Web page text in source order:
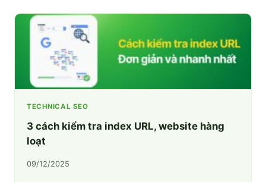
TECHNICAL SEO
3 cách kiểm tra index URL, website hàng
loạt
09/12/2025